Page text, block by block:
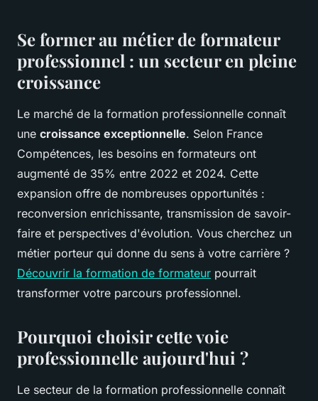
Se former au métier de formateur
professionnel : un secteur en pleine
croissance
Le marché de la formation professionnelle connaît
une croissance exceptionnelle. Selon France
Compétences, les besoins en formateurs ont
augmenté de 35% entre 2022 et 2024. Cette
expansion offre de nombreuses opportunités :
reconversion enrichissante, transmission de savoir-
faire et perspectives d'évolution. Vous cherchez un
métier porteur qui donne du sens à votre carrière ?
Découvrir la formation de formateur pourrait
transformer votre parcours professionnel.
Pourquoi choisir cette voie
professionnelle aujourd'hui ?
Le secteur de la formation professionnelle connaît